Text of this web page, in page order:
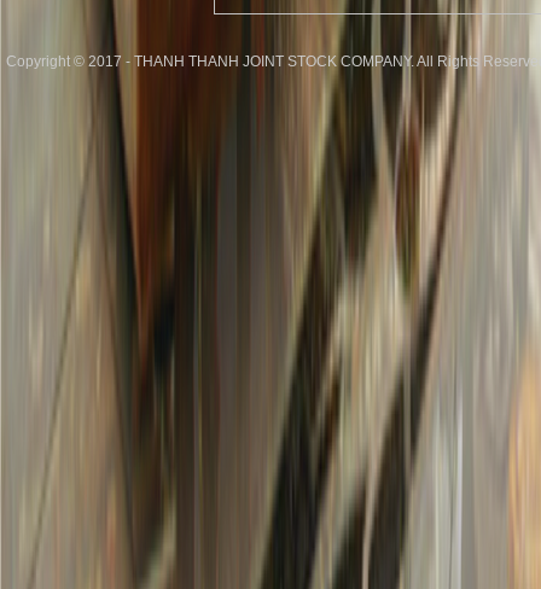
Copyright © 2017 - THANH THANH JOINT STOCK COMPANY. All Rights